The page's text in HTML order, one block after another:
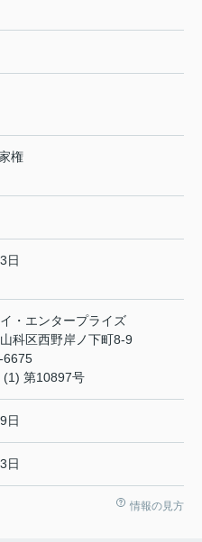
権
日
・エンタープライズ
科区西野岸ノ下町8-9
6675
(1) 第10897号
日
日
情報の見方